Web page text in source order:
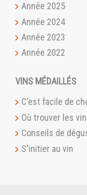
Année 2025
Année 2024
Année 2023
Année 2022
VINS MÉDAILLÉS
C'est facile de
Où trouver les
Conseils de
S'initier au vin